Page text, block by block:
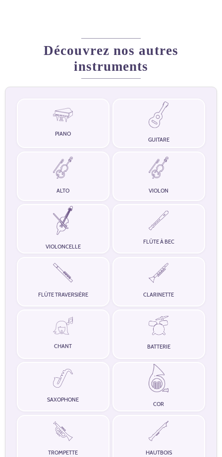
Découvrez nos autres
instruments
PIANO
GUITARE
ALTO VIOLON
VIOLONCELLE
FLÛTE À BEC
FLÛTE TRAVERSIÈRE CLARINETTE
CHANT BATTERIE
SAXOPHONE
COR
TROMPETTE HAUTBOIS